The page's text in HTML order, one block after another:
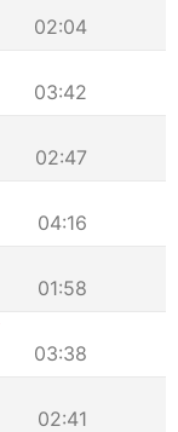
02:04
03:42
02:47
04:16
01:58
03:38
02:41